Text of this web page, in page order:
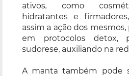
ativos, como
hidratantes e
assim a ação dos
em protocolos detox,
sudorese, auxiliando na
A manta também pode